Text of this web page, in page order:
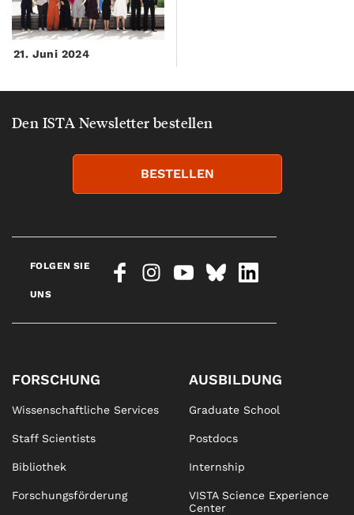
21. Juni 2024
Den ISTA Newsletter bestellen
BESTELLEN
FOLGEN SIE
UNS
FORSCHUNG
Wissenschaftliche Services
Staff Scientists
Bibliothek
Forschungsförderung
AUSBILDUNG
Graduate School
Postdocs
Internship
VISTA Science Experience
Center